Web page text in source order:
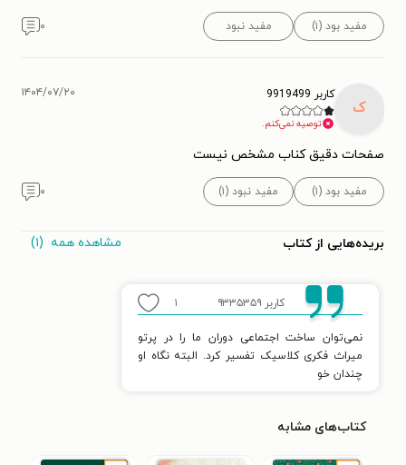
مفید بود (۱) مفید نبود ۰
ک
کاربر 9919499
توصیه نمی‌کنم.
۱۴۰۴/۰۷/۲۰
صفحات دقیق کناب مشخص نیست
مفید بود (۱) مفید نبود (۱) ۰
بریده‌هایی از کتاب مشاهده همه (۱)
کاربر ۹۳۳۵۳۵۹ ۱
نمی‌توان ساخت اجتماعی دوران ما را در پرتو
میراث فکری کلاسیک تفسیر کرد. البته نگاه او
چندان خو
کتاب‌های مشابه